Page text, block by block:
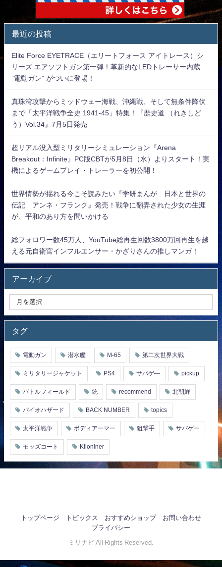
最近の投稿
Elite Force EYETRACE（エリートフォース アイトレース）シ
リーズ エアソフトガン第一弾！革新的なLEDトレーサー内蔵
”電動ガン” がついに登場！
真珠湾攻撃からミッドウェー海戦、沖縄戦、そして無条件降伏
まで「太平洋戦争全史 1941-45」特集！『歴史道 （れきしど
う）Vol.34』7月5日発売
超リアル没入型ミリタリーシミュレーション『Arena
Breakout：Infinite』PC版CBTが5月8日（水）よりスタート！実
機によるゲームプレイ・トレーラーを初公開！
世界情勢が揺れる今こそ読みたい『学研まんが 日本と世界の
伝記 アンネ・フランク』発売！戦争に翻弄された少女の生涯
が、平和のあり方を問いかける
総フォロワー数45万人、YouTube総再生回数3800万回再生を越
える元自衛官インフルエンサー・かざりさんの推しマンガ！
アーカイブ
タグ
電動ガン 潜水艦 M-65 第二次世界大戦
ミリタリージャケット PS4 サバゲ― pickup
バトルフィールド 銃 recommend 北朝鮮
バイオハザード BACK NUMBER topics
太平洋戦争 ボディアーマー 狙撃手 サバゲー
モッズコート Kiloniner
トップページ トピックス おすすめショップ
お問い合わせ
プライバシー
ミリナビ All Rights Reserved.